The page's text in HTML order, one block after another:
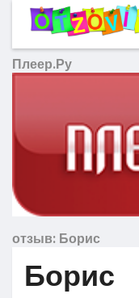
Плеер.Ру
отзыв: Борис
Борис